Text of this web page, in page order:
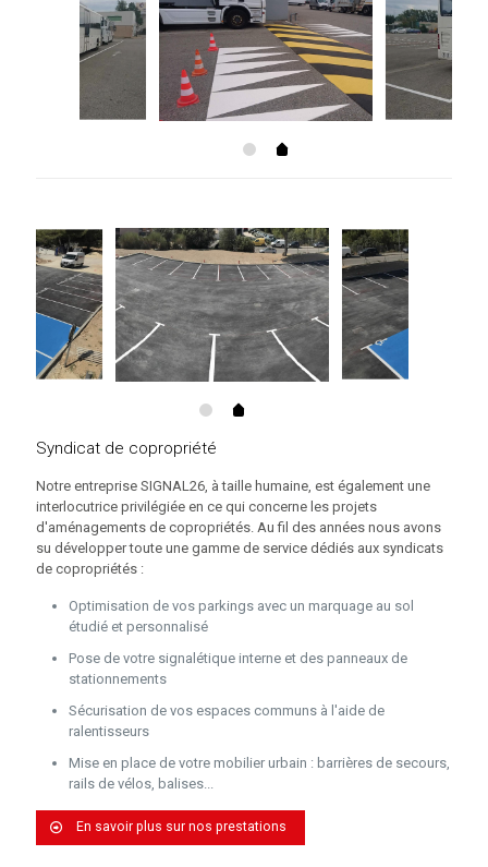
Syndicat de copropriété
Notre entreprise SIGNAL26, à taille humaine, est également une
interlocutrice privilégiée en ce qui concerne les projets
d'aménagements de copropriétés. Au fil des années nous avons
su développer toute une gamme de service dédiés aux syndicats
de copropriétés :
Optimisation de vos parkings avec un marquage au sol
étudié et personnalisé
Pose de votre signalétique interne et des panneaux de
stationnements
Sécurisation de vos espaces communs à l'aide de
ralentisseurs
Mise en place de votre mobilier urbain : barrières de secours,
rails de vélos, balises...
En savoir plus sur nos prestations